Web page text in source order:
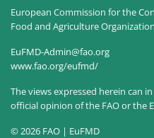
European Commission for the
Food and Agriculture
EuFMD-Admin@fao.org
www.fao.org/eufmd/
The views expressed herein can
official opinion of the FAO or the
© 2026 FAO | EuFMD